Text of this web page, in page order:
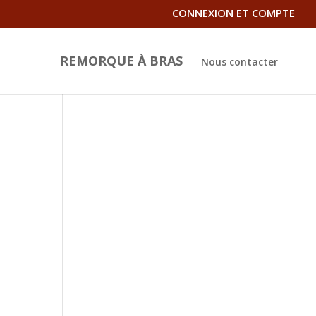
CONNEXION ET COMPTE
REMORQUE À BRAS Nous contacter